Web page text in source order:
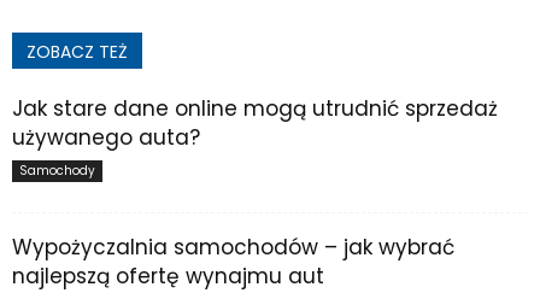
ZOBACZ TEŻ
Jak stare dane online mogą utrudnić sprzedaż
używanego auta?
Samochody
Wypożyczalnia samochodów – jak wybrać
najlepszą ofertę wynajmu aut